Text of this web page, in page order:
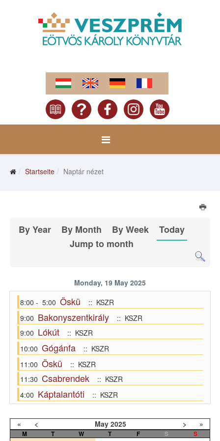
Startseite Naptár nézet
By Year By Month By Week
Today
Jump to month
Monday, 19 May 2025
8:00 - 5:00 Öskü
:: KSZR
9:00 Bakonyszentkirály
:: KSZR
9:00 Lókút
:: KSZR
10:00 Gógánfa
:: KSZR
11:00 Öskü
:: KSZR
11:30 Csabrendek
:: KSZR
4:00 Káptalantóti :: KSZR
« < May 2025 > »
M T W T F S S